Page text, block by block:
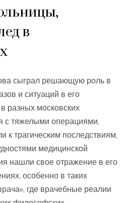
в
сыграл решающую роль в
и ситуаций в его
разных московских
с тяжелыми операциями,
к трагическим последствиям,
медицинской
нашли свое отражение в его
особенно в таких
где врачебные реалии